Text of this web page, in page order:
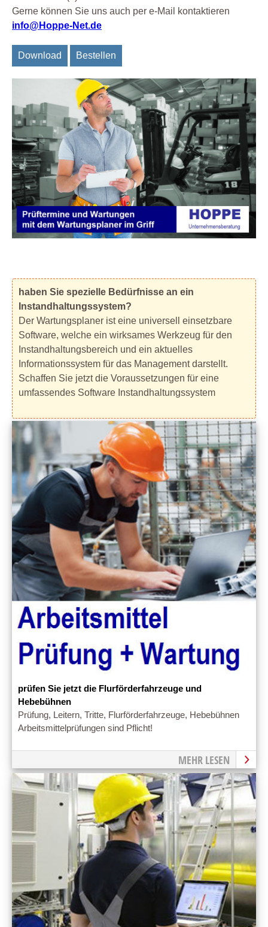
Gerne können Sie uns auch per e-Mail kontaktieren
info@Hoppe-Net.de
Download Bestellen
haben Sie spezielle Bedürfnisse an ein
Instandhaltungssystem?
Der Wartungsplaner ist eine universell einsetzbare
Software, welche ein wirksames Werkzeug für den
Instandhaltungsbereich und ein aktuelles
Informationssystem für das Management darstellt.
Schaffen Sie jetzt die Voraussetzungen für eine
umfassendes Software Instandhaltungssystem
prüfen Sie jetzt die Flurförderfahrzeuge und
Hebebühnen
Prüfung, Leitern, Tritte, Flurförderfahrzeuge, Hebebühnen
Arbeitsmittelprüfungen sind Pflicht!
MEHR LESEN